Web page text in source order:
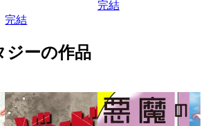
完結
完結
ジーの作品